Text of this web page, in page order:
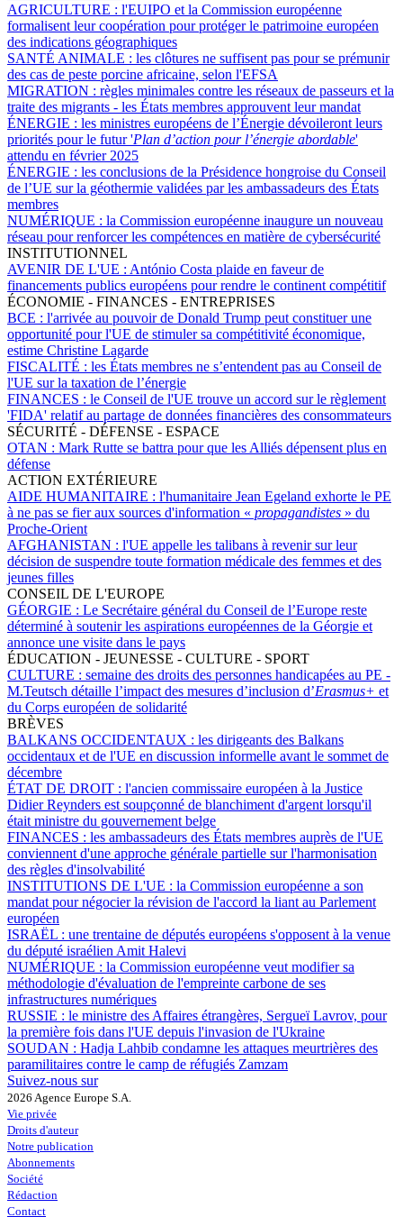
AGRICULTURE : l'EUIPO et la Commission européenne
formalisent leur coopération pour protéger le patrimoine européen
des indications géographiques
SANTÉ ANIMALE : les clôtures ne suffisent pas pour se prémunir
des cas de peste porcine africaine, selon l'EFSA
MIGRATION : règles minimales contre les réseaux de passeurs et la
traite des migrants - les États membres approuvent leur mandat
ÉNERGIE : les ministres européens de l’Énergie dévoileront leurs
priorités pour le futur 'Plan d’action pour l’énergie abordable'
attendu en février 2025
ÉNERGIE : les conclusions de la Présidence hongroise du Conseil
de l’UE sur la géothermie validées par les ambassadeurs des États
membres
NUMÉRIQUE : la Commission européenne inaugure un nouveau
réseau pour renforcer les compétences en matière de cybersécurité
INSTITUTIONNEL
AVENIR DE L'UE : António Costa plaide en faveur de
financements publics européens pour rendre le continent compétitif
ÉCONOMIE - FINANCES - ENTREPRISES
BCE : l'arrivée au pouvoir de Donald Trump peut constituer une
opportunité pour l'UE de stimuler sa compétitivité économique,
estime Christine Lagarde
FISCALITÉ : les États membres ne s’entendent pas au Conseil de
l'UE sur la taxation de l’énergie
FINANCES : le Conseil de l'UE trouve un accord sur le règlement
'FIDA' relatif au partage de données financières des consommateurs
SÉCURITÉ - DÉFENSE - ESPACE
OTAN : Mark Rutte se battra pour que les Alliés dépensent plus en
défense
ACTION EXTÉRIEURE
AIDE HUMANITAIRE : l'humanitaire Jean Egeland exhorte le PE
à ne pas se fier aux sources d'information « propagandistes » du
Proche-Orient
AFGHANISTAN : l'UE appelle les talibans à revenir sur leur
décision de suspendre toute formation médicale des femmes et des
jeunes filles
CONSEIL DE L'EUROPE
GÉORGIE : Le Secrétaire général du Conseil de l’Europe reste
déterminé à soutenir les aspirations européennes de la Géorgie et
annonce une visite dans le pays
ÉDUCATION - JEUNESSE - CULTURE - SPORT
CULTURE : semaine des droits des personnes handicapées au PE -
M.Teutsch détaille l’impact des mesures d’inclusion d’Erasmus+ et
du Corps européen de solidarité
BRÈVES
BALKANS OCCIDENTAUX : les dirigeants des Balkans
occidentaux et de l'UE en discussion informelle avant le sommet de
décembre
ÉTAT DE DROIT : l'ancien commissaire européen à la Justice
Didier Reynders est soupçonné de blanchiment d'argent lorsqu'il
était ministre du gouvernement belge
FINANCES : les ambassadeurs des États membres auprès de l'UE
conviennent d'une approche générale partielle sur l'harmonisation
des règles d'insolvabilité
INSTITUTIONS DE L'UE : la Commission européenne a son
mandat pour négocier la révision de l'accord la liant au Parlement
européen
ISRAËL : une trentaine de députés européens s'opposent à la venue
du député israélien Amit Halevi
NUMÉRIQUE : la Commission européenne veut modifier sa
méthodologie d'évaluation de l'empreinte carbone de ses
infrastructures numériques
RUSSIE : le ministre des Affaires étrangères, Sergueï Lavrov, pour
la première fois dans l'UE depuis l'invasion de l'Ukraine
SOUDAN : Hadja Lahbib condamne les attaques meurtrières des
paramilitaires contre le camp de réfugiés Zamzam
Suivez-nous sur
2026 Agence Europe S.A.
Vie privée
Droits d'auteur
Notre publication
Abonnements
Société
Rédaction
Contact